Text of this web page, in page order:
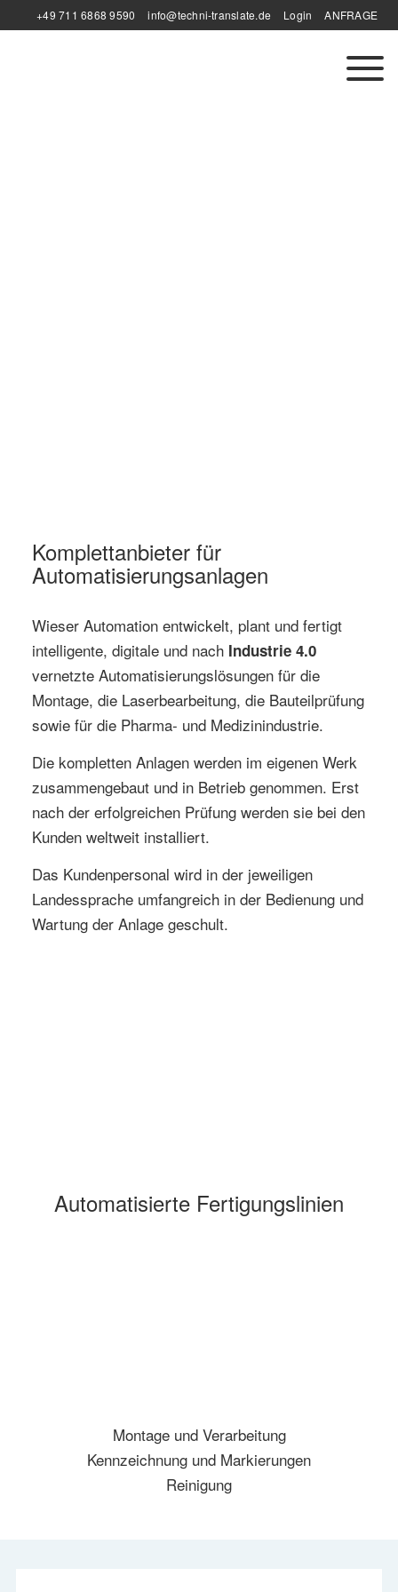
+49 711 6868 9590 info@techni-translate.de Login ANFRAGE
Komplettanbieter für
Automatisierungsanlagen
Wieser Automation entwickelt, plant und fertigt
intelligente, digitale und nach Industrie 4.0
vernetzte Automatisierungslösungen für die
Montage, die Laserbearbeitung, die Bauteilprüfung
sowie für die Pharma- und Medizinindustrie.
Die kompletten Anlagen werden im eigenen Werk
zusammengebaut und in Betrieb genommen. Erst
nach der erfolgreichen Prüfung werden sie bei den
Kunden weltweit installiert.
Das Kundenpersonal wird in der jeweiligen
Landessprache umfangreich in der Bedienung und
Wartung der Anlage geschult.
Automatisierte Fertigungslinien
Montage und Verarbeitung
Kennzeichnung und Markierungen
Reinigung